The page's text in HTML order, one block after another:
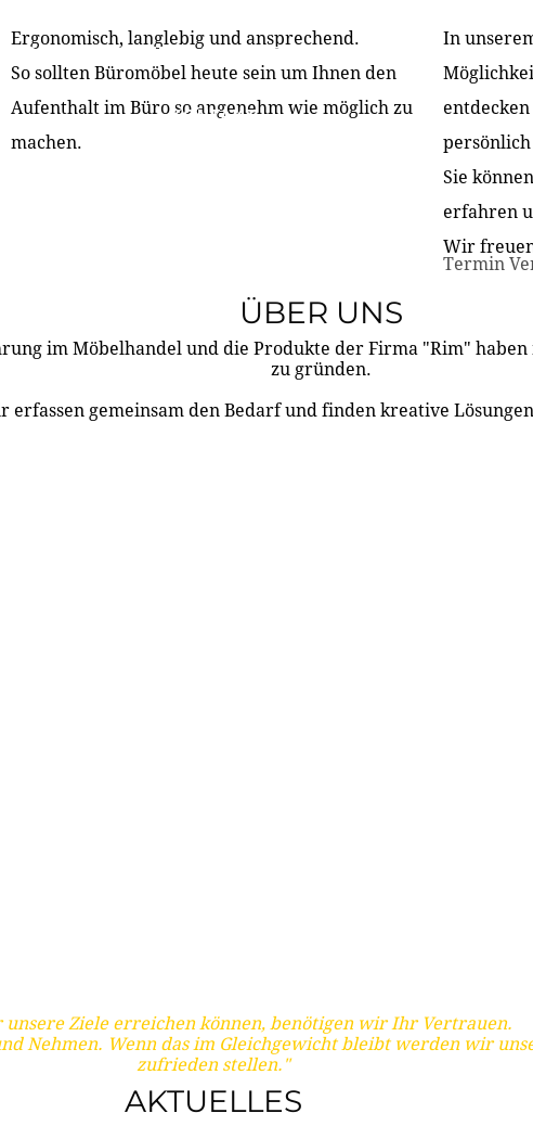
PRODUKTE ÜBER UNS PARTNER & REFERENZEN
KONTAKT
Ergonomisch, langlebig und ansprechend.
So sollten Büromöbel heute sein um Ihnen den
Aufenthalt im Büro so angenehm wie möglich zu
machen.
In
Sie
erfahren
Wir
Termin
ÜBER UNS
im Möbelhandel und die Produkte der Firma "Rim"
zu gründen.
erfassen gemeinsam den Bedarf und finden kreative
Ziele erreichen können, benötigen wir Ihr Vertrauen.
Nehmen. Wenn das im Gleichgewicht bleibt werden wir
zufrieden stellen."
AKTUELLES